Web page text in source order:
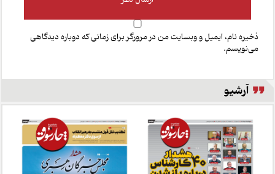
ذخیره نام، ایمیل و وبسایت من در مرورگر برای زمانی که دوباره دیدگاهی
می‌نویسم.
آرشیو